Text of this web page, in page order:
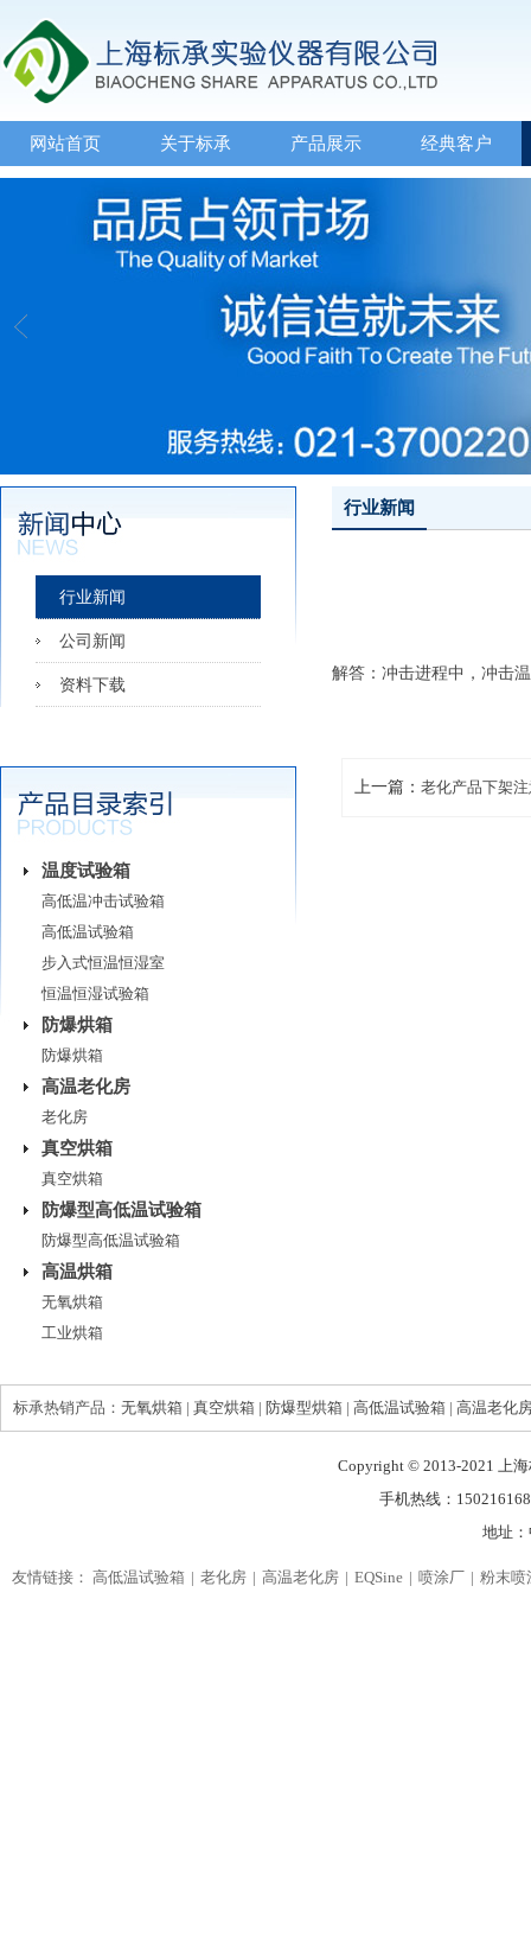
网站首页 关于标承 产品展示 经典客户
行业新闻
公司新闻
资料下载
温度试验箱
高低温冲击试验箱
高低温试验箱
步入式恒温恒湿室
恒温恒湿试验箱
防爆烘箱
防爆烘箱
高温老化房
老化房
真空烘箱
真空烘箱
防爆型高低温试验箱
防爆型高低温试验箱
高温烘箱
无氧烘箱
工业烘箱
行业新闻
解答：冲击进程中，冲击
上一篇：老化产品下架
标承热销产品： 无氧烘箱 | 真空烘箱 | 防爆型烘箱 | 高低温试验箱 | 高温老化
Copyright © 2013-2021 上
手机热线：
地址
友情链接： 高低温试验箱 老化房 高温老化房 EQSine 喷涂厂 粉末喷